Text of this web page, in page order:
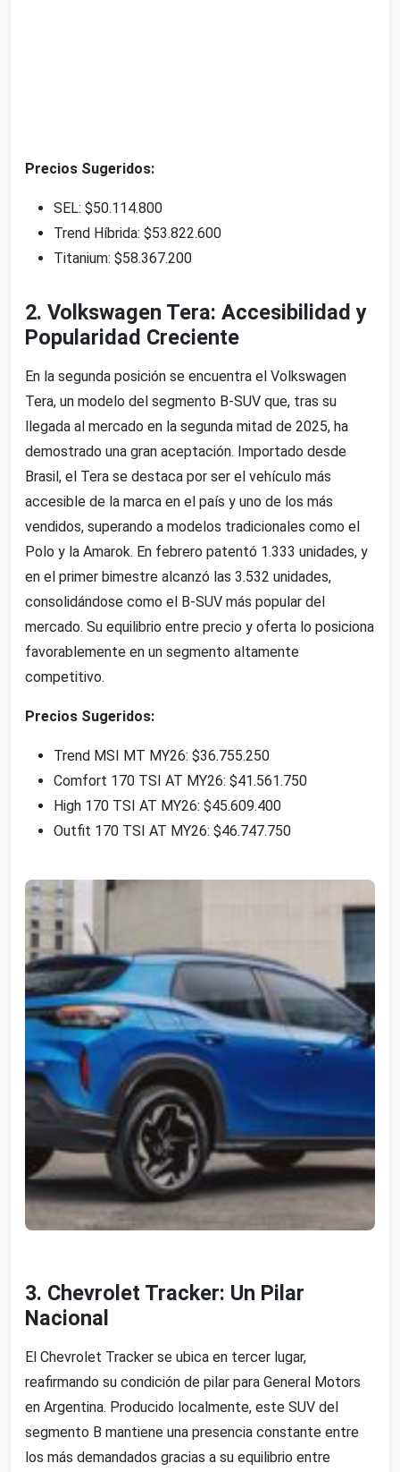
Precios Sugeridos:
SEL: $50.114.800
Trend Híbrida: $53.822.600
Titanium: $58.367.200
2. Volkswagen Tera: Accesibilidad y
Popularidad Creciente
En la segunda posición se encuentra el Volkswagen
Tera, un modelo del segmento B-SUV que, tras su
llegada al mercado en la segunda mitad de 2025, ha
demostrado una gran aceptación. Importado desde
Brasil, el Tera se destaca por ser el vehículo más
accesible de la marca en el país y uno de los más
vendidos, superando a modelos tradicionales como el
Polo y la Amarok. En febrero patentó 1.333 unidades, y
en el primer bimestre alcanzó las 3.532 unidades,
consolidándose como el B-SUV más popular del
mercado. Su equilibrio entre precio y oferta lo posiciona
favorablemente en un segmento altamente
competitivo.
Precios Sugeridos:
Trend MSI MT MY26: $36.755.250
Comfort 170 TSI AT MY26: $41.561.750
High 170 TSI AT MY26: $45.609.400
Outfit 170 TSI AT MY26: $46.747.750
3. Chevrolet Tracker: Un Pilar
Nacional
El Chevrolet Tracker se ubica en tercer lugar,
reafirmando su condición de pilar para General Motors
en Argentina. Producido localmente, este SUV del
segmento B mantiene una presencia constante entre
los más demandados gracias a su equilibrio entre